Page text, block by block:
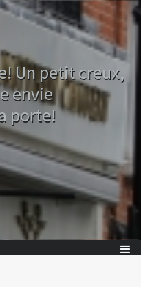
Un petit creux,
envie
porte!